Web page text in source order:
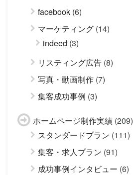
facebook (6)
マーケティング (14)
indeed (3)
リスティング広告 (8)
写真・動画制作 (7)
集客成功事例 (3)
ホームページ制作実績 (209)
スタンダードプラン (111)
集客・求人プラン (91)
成功事例インタビュー (6)